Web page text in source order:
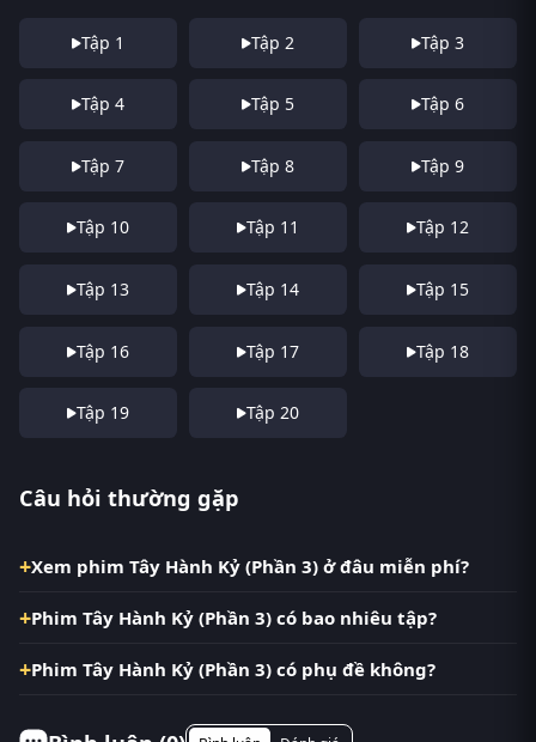
Tập 1 Tập 2 Tập 3
Tập 4 Tập 5 Tập 6
Tập 7 Tập 8 Tập 9
Tập 10 Tập 11 Tập 12
Tập 13 Tập 14 Tập 15
Tập 16 Tập 17 Tập 18
Tập 19 Tập 20
Câu hỏi thường gặp
Xem phim Tây Hành Kỷ (Phần 3) ở đâu miễn phí?
Phim Tây Hành Kỷ (Phần 3) có bao nhiêu tập?
Phim Tây Hành Kỷ (Phần 3) có phụ đề không?